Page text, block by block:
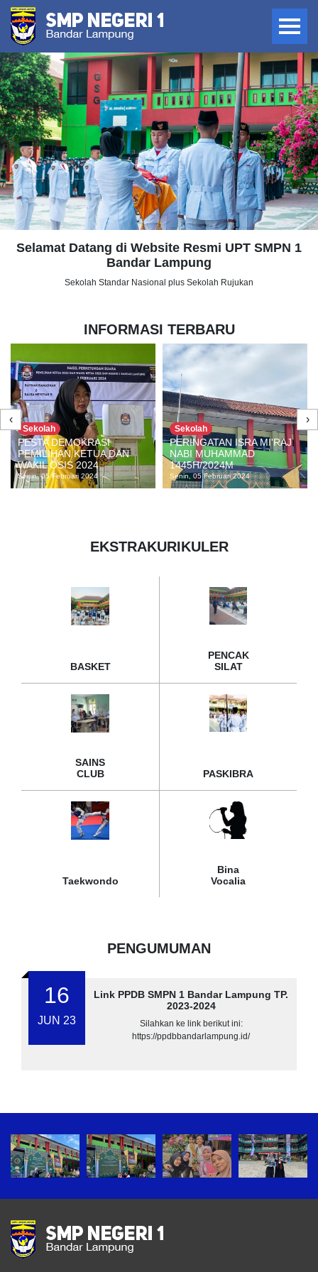
Selamat Datang di Website Resmi UPT SMPN 1
Bandar Lampung
Sekolah Standar Nasional plus Sekolah Rujukan
INFORMASI TERBARU
Sekolah
PERINGATAN ISRA MI'RAJ
NABI MUHAMMAD
1445H/2024M
Senin, 05 Februari 2024
Sekolah
PRESTASI MEDALI EMAS
ATLETIK TINGKAT
PROVINSI
Selasa, 30 Januari 2024
‹ ›
EKSTRAKURIKULER
BASKET
PENCAK
SILAT
SAINS
CLUB
PASKIBRA
Taekwondo
Bina
Vocalia
PENGUMUMAN
16
JUN 23
Link PPDB SMPN 1 Bandar Lampung TP.
2023-2024
Silahkan ke link berikut ini:
https://ppdbbandarlampung.id/